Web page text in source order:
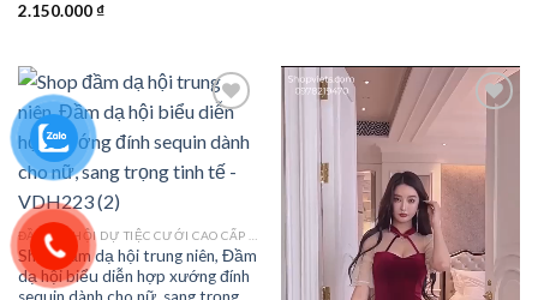
2.150.000₫
Add to
ĐẦM DẠ HỘI DỰ TIỆC CƯỚI CAO CẤP TPHCM
Shop đầm dạ hội trung niên, Đầm
dạ hội biểu diễn hợp xướng đính
Add to
wishlist